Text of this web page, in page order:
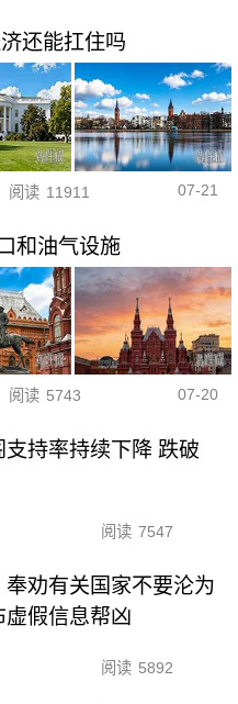
还能扛住吗
阅读 11911 07-21
和油气设施
阅读 5743 07-20
支持率持续下降 跌破
阅读 7547
奉劝有关国家不要沦为
虚假信息帮凶
阅读 5892